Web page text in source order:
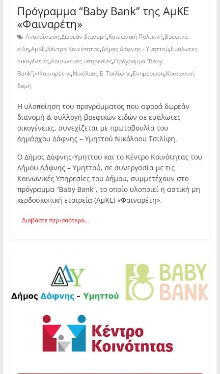
Πρόγραμμα “Baby Bank” της ΑμΚΕ
«Φαιναρέτη»
Ανακοίνωση,Δωρεάν διανομή,Κοινωνική Πολιτική,βρεφικά
είδη,ΑμΚΕ,Κέντρο Κοινότητας,Δήμος Δάφνης - Υμηττού,Ευάλωτες
οικογένειες,Κοινωνικές υπηρεσίες,Πρόγραμμα “Baby
Bank”,«Φαιναρέτη»,Νικόλαος Ε. Τσιλίφης,Ενημέρωση,Κοινωνική
δομή
Η υλοποίηση του προγράμματος που αφορά δωρεάν
διανομή & συλλογή βρεφικών ειδών σε ευάλωτες
οικογένειες, συνεχίζεται με πρωτοβουλία του
Δημάρχου Δάφνης – Υμηττού Νικόλαου Τσιλίφη.
Ο Δήμος Δάφνης-Υμηττού και το Κέντρο Κοινότητας του
Δήμου Δάφνης – Υμηττού, σε συνεργασία με τις
Κοινωνικές Υπηρεσίες του Δήμου, συμμετέχουν στο
πρόγραμμα “Baby Bank”, το οποίο υλοποιεί η αστική μη
κερδοσκοπική εταιρεία (ΑμΚΕ) «Φαιναρέτη».
Διαβάστε περισσότερα...